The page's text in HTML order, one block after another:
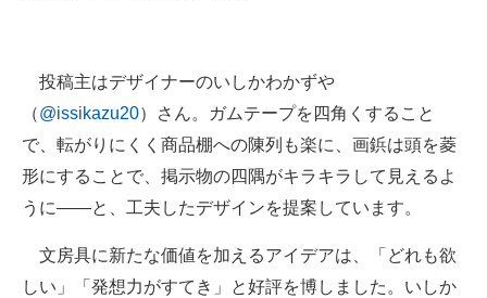
投稿主はデザイナーのいしかわかずや
（@issikazu20）さん。ガムテープを四角くすること
で、転がりにくく商品棚への陳列も楽に、画鋲は頭を菱
形にすることで、掲示物の四隅がキラキラして見えるよ
うに――と、工夫したデザインを提案しています。
文房具に新たな価値を加えるアイデアは、「どれも欲
しい」「発想力がすてき」と好評を博しました。いしか